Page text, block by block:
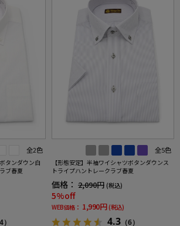
全2色
タンダウン白
ブ春夏
）
全5色
【形態安定】半袖ワイシャツボタンダウンス
トライプハントレークラブ春夏
価格： 2,090円 (税込)
5%off
WEB価格： 1,990円 (税込)
4.3 （6）